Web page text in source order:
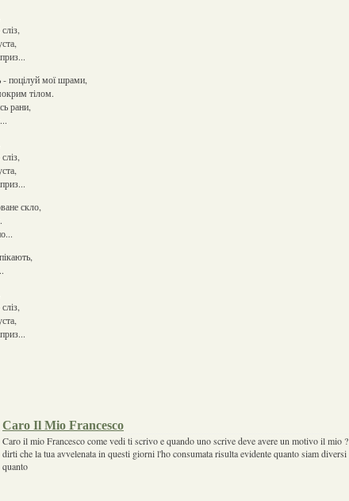
- поцілуй мої шрами,
тілом.
рани,
скло,
Caro Il Mio Francesco
Caro il mio Francesco come vedi ti scrivo e quando uno scrive deve avere un motivo il mio ?
dirti che la tua avvelenata in questi giorni l'ho consumata risulta evidente quanto siam diversi
quanto